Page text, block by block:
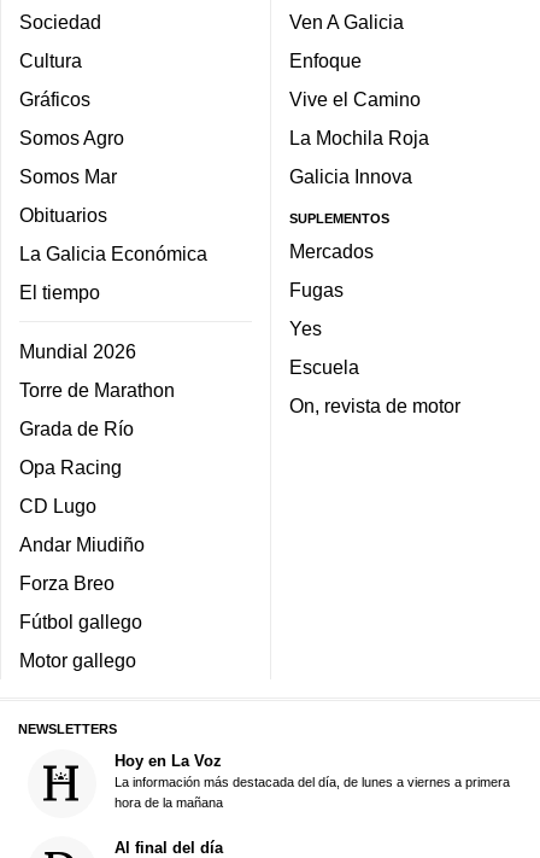
Sociedad
Cultura
Gráficos
Somos Agro
Somos Mar
Obituarios
La Galicia Económica
El tiempo
Mundial 2026
Torre de Marathon
Grada de Río
Opa Racing
CD Lugo
Andar Miudiño
Forza Breo
Fútbol gallego
Motor gallego
Ven A Galicia
Enfoque
Vive el Camino
La Mochila Roja
Galicia Innova
SUPLEMENTOS
Mercados
Fugas
Yes
Escuela
On, revista de motor
NEWSLETTERS
Hoy en La Voz
La información más destacada del día, de lunes a viernes a primera
hora de la mañana
Al final del día